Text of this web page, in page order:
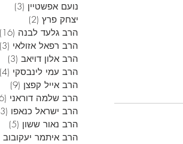
נועם אפשטיין (3)
יצחק פרץ (2)
הרב גלעד לבנה (16)
הרב רפאל אזולאי (3)
הרב אלון דויאב (3)
הרב עמי לינבסקי (4)
הרב אייל קפצן (9)
הרב שלמה דוראני (6)
הרב ישראל כנאפו (3)
הרב נאור ששון (5)
הרב איתמר יעקובוב